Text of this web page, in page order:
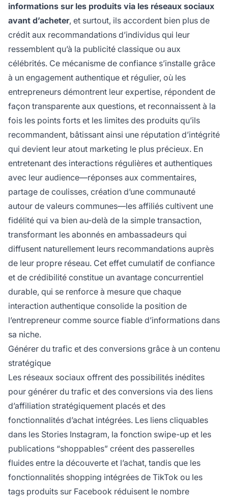
informations sur les produits via les réseaux sociaux
avant d’acheter, et surtout, ils accordent bien plus de
crédit aux recommandations d’individus qui leur
ressemblent qu’à la publicité classique ou aux
célébrités. Ce mécanisme de confiance s’installe grâce
à un engagement authentique et régulier, où les
entrepreneurs démontrent leur expertise, répondent de
façon transparente aux questions, et reconnaissent à la
fois les points forts et les limites des produits qu’ils
recommandent, bâtissant ainsi une réputation d’intégrité
qui devient leur atout marketing le plus précieux. En
entretenant des interactions régulières et authentiques
avec leur audience—réponses aux commentaires,
partage de coulisses, création d’une communauté
autour de valeurs communes—les affiliés cultivent une
fidélité qui va bien au-delà de la simple transaction,
transformant les abonnés en ambassadeurs qui
diffusent naturellement leurs recommandations auprès
de leur propre réseau. Cet effet cumulatif de confiance
et de crédibilité constitue un avantage concurrentiel
durable, qui se renforce à mesure que chaque
interaction authentique consolide la position de
l’entrepreneur comme source fiable d’informations dans
sa niche.
Générer du trafic et des conversions grâce à un contenu
stratégique
Les réseaux sociaux offrent des possibilités inédites
pour générer du trafic et des conversions via des liens
d’affiliation stratégiquement placés et des
fonctionnalités d’achat intégrées. Les liens cliquables
dans les Stories Instagram, la fonction swipe-up et les
publications “shoppables” créent des passerelles
fluides entre la découverte et l’achat, tandis que les
fonctionnalités shopping intégrées de TikTok ou les
tags produits sur Facebook réduisent le nombre